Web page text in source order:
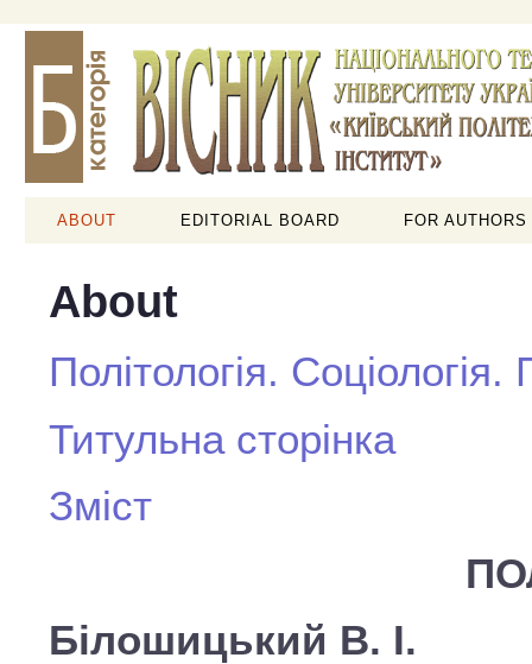
ABOUT EDITORIAL BOARD FOR AUTHORS
About
Політологія.
Титульна сторінка
Зміст
Білошицький В. І.